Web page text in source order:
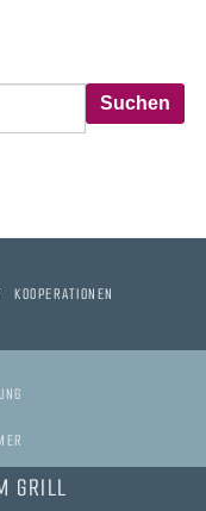
KOOPERATIONEN
GRILL